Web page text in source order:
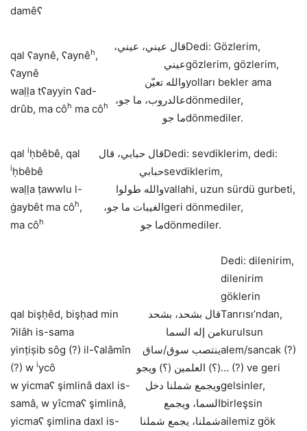
damêʕ
qal ʕaynê, ʕaynêh,
ʕaynê
waḷḷa tʕayyin ʕad-
drûb, ma côh ma côh
قال عيني، عيني،
عيني
عالدروب، ما جو،
ما جو
Dedi: Gözlerim,
gözlerim, gözlerim,
yolları bekler ama
dönmediler,
dönmediler.
qal iḥbêbê, qal
iḥbêbê
waḷḷa ṭawwlu l-
ġaybêt ma côh,
ma côh
قال حبابي، قال
حبابي
والله طولوا
الغيبات ما جو،
ما جو
Dedi: sevdiklerim, dedi:
sevdiklerim,
vallahi, uzun sürdü gurbeti,
geri dönmediler,
dönmediler.
qal bişḥêd, bişḥad min
ʔilâh is-sama
yinṭiṣib sôg (?) il-ʕalâmîn
(?) w iycô
w yicmaʕ şimlinâ daxl is-
samâ, w yîcmaʕ şimlinâ,
yicmaʕ şimlina daxl is-
قال بشحد، بشحد
من إله السما
ينتصب سوق/ساق
(؟) العلمين (؟) ويجو
ويجمع شملنا دخل
السما، ويجمع
شملنا، يجمع شملنا
Dedi: dilenirim,
dilenirim
göklerin
Tanrısı’ndan,
kurulsun
alem/sancak (?)
… (?) ve geri
gelsinler,
birleşsin
ailemiz gök